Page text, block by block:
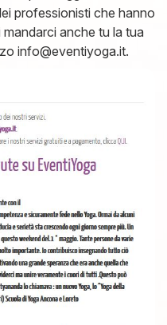
professionisti che hanno
anche tu la tua
info@eventiyoga.it.